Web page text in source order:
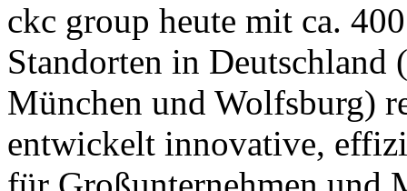
ckc group heute mit ca.
Standorten in
München und Wolfsburg)
entwickelt innovative,